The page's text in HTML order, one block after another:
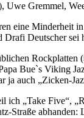
Uwe Gremmel,
Minderheit
Drafi Deutscher sei
Bue`s Viking
ja auch „Zicken-
„Take